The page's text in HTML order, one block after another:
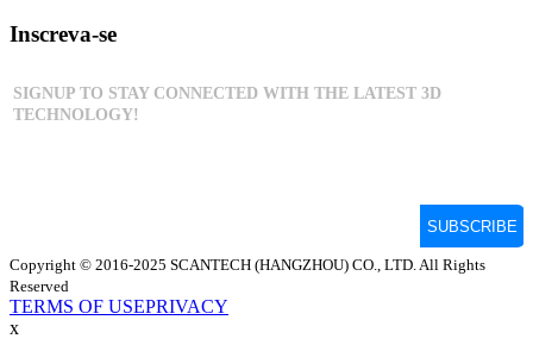
Inscreva-se
Copyright © 2016-2025 SCANTECH (HANGZHOU) CO., LTD. All Rights
Reserved
TERMS OF USEPRIVACY
x